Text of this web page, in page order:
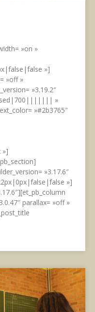
»on »
»]
»off »
»3.19.2″
»
»#2b3765″
»]
»3.17.6″
»]
parallax= »off »